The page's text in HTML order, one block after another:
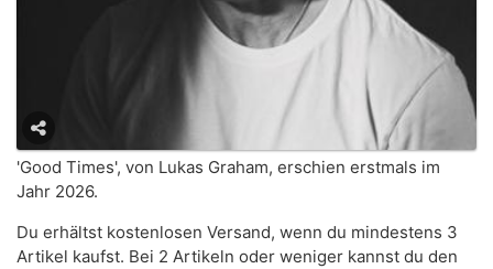
'Good Times', von Lukas Graham, erschien erstmals im
Jahr 2026.
Du erhältst kostenlosen Versand, wenn du mindestens 3
Artikel kaufst. Bei 2 Artikeln oder weniger kannst du den